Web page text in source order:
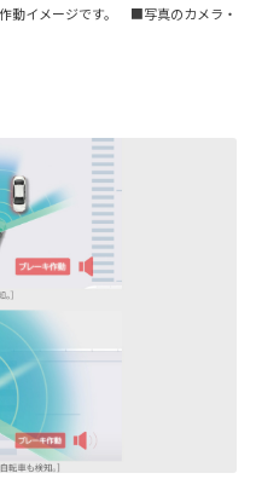
動イメージです。 ■写真のカメラ・